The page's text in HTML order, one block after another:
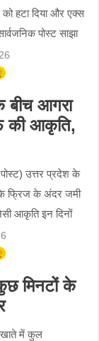
को हटा दिया और एक्स
पोस्ट साझा
फैलाने के लिए
बीच आगरा
की आकृति,
उत्तर प्रदेश के
फ्रिज के अंदर जमी
आकृति इन दिनों
हुई है। जैसे ही इस
लोगों तक
मिनटों के
खाते में कुल